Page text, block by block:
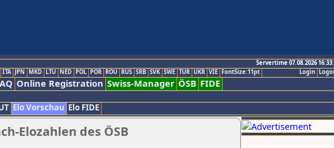
Servertime 07.08.2026
Login
ITA JPN MKD LTU NED POL POR ROU RUS SRB SVK SWE TUR UKR VIE FontSize:11pt
Online Registration Swiss-Manager ÖSB FIDE
Elo Vorschau Elo FIDE
Elozahlen des ÖSB